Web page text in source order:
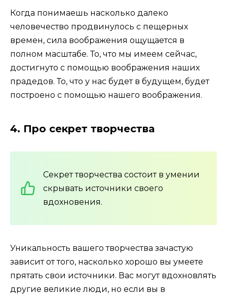
Когда понимаешь насколько далеко
человечество продвинулось с пещерных
времен, сила воображения ощущается в
полном масштабе. То, что мы имеем сейчас,
достигнуто с помощью воображения наших
прадедов. То, что у нас будет в будущем, будет
построено с помощью нашего воображения.
4. Про секрет творчества
Секрет творчества состоит в умении
скрывать источники своего
вдохновения.
Уникальность вашего творчества зачастую
зависит от того, насколько хорошо вы умеете
прятать свои источники. Вас могут вдохновлять
другие великие люди, но если вы в